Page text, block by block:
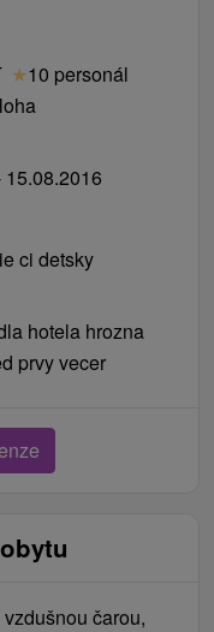
★10 personál
15.08.2016
ci detsky
hotela hrozna
prvy vecer
čarou,